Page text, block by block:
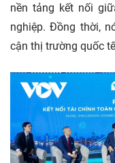
nền tảng kết nối
nghiệp. Đồng thời,
cận thị trường quốc